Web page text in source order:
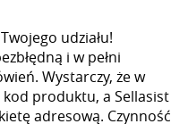
udziału!
i w pełni
Wystarczy, że w
produktu, a Sellasist
adresową. Czynność